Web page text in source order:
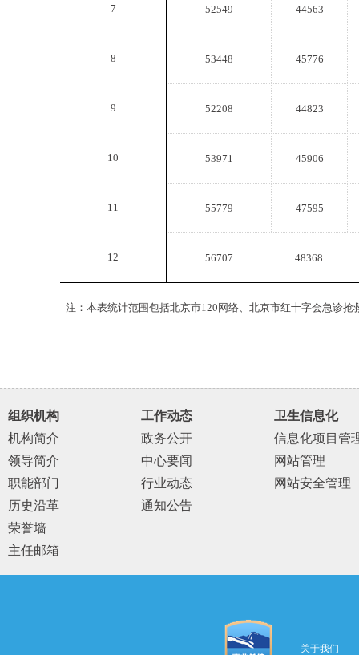
7 52549 44563
8 53448 45776
9 52208 44823
10 53971 45906
11 55779 47595
12 56707 48368
注：本表统计范围包括北京市120网络、北京市红十字会急诊抢
组织机构
机构简介
领导简介
职能部门
历史沿革
荣誉墙
主任邮箱
工作动态
政务公开
中心要闻
行业动态
通知公告
卫生信息化
信息化项目管
网站管理
网站安全管理
关于我们